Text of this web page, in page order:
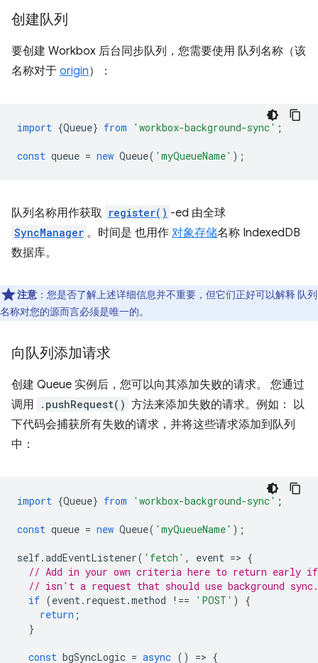
创建队列
要创建 Workbox 后台同步队列，您需要使用 队列名称（该
名称对于 origin）：
import {Queue} from 'workbox-background-sync' ;
const queue = new Queue( 'myQueueName' );
队列名称用作获取 register() -ed 由全球
SyncManager 。时间是 也用作 对象存储名称 IndexedDB
数据库。
注意 ：您是否了解上述详细信息并不重要，但它们正好可以解释 队列
名称对您的源而言必须是唯一的。
向队列添加请求
创建 Queue 实例后，您可以向其添加失败的请求。 您通过
调用
.pushRequest() 方法来添加失败的请求。例如： 以
下代码会捕获所有失败的请求，并将这些请求添加到队列
中：
import {Queue} from 'workbox-background-sync' ;
const queue = new Queue( 'myQueueName' );
self.addEventListener( 'fetch' , event => {
// Add in your own criteria here to return early
// isn't a request that should use background sync.
if (event. request.method !== 'POST' )
{
return ;
}
const bgSyncLogic = async () => {